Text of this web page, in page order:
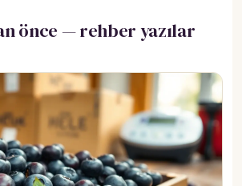
önce — rehber yazılar